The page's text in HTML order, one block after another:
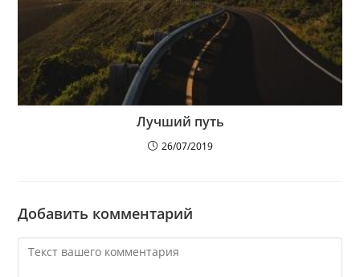
Лучший путь
26/07/2019
Добавить комментарий